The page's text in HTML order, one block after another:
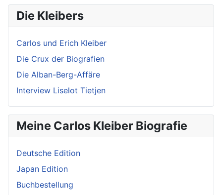
Die Kleibers
Carlos und Erich Kleiber
Die Crux der Biografien
Die Alban-Berg-Affäre
Interview Liselot Tietjen
Meine Carlos Kleiber Biografie
Deutsche Edition
Japan Edition
Buchbestellung